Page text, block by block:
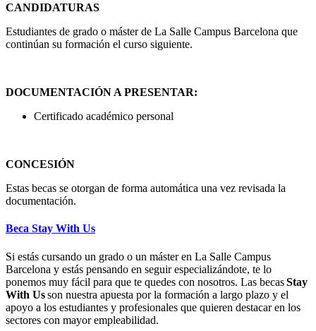
CANDIDATURAS
Estudiantes de grado o máster de La Salle Campus Barcelona que
continúan su formación el curso siguiente.
DOCUMENTACIÓN A PRESENTAR:
Certificado académico personal
CONCESIÓN
Estas becas se otorgan de forma automática una vez revisada la
documentación.
Beca Stay With Us
Si estás cursando un grado o un máster en La Salle Campus
Barcelona y estás pensando en seguir especializándote, te lo
ponemos muy fácil para que te quedes con nosotros. Las becasStay
With Usson nuestra apuesta por la formación a largo plazo y el
apoyo a los estudiantes y profesionales que quieren destacar en los
sectores con mayor empleabilidad.